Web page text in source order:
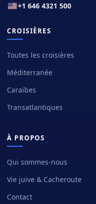
+1 646 4321 500
CROISIÈRES
Toutes les croisières
Méditerranée
Caraïbes
Transatlantiques
À PROPOS
Qui sommes-nous
Vie juive & Cacheroute
Contact